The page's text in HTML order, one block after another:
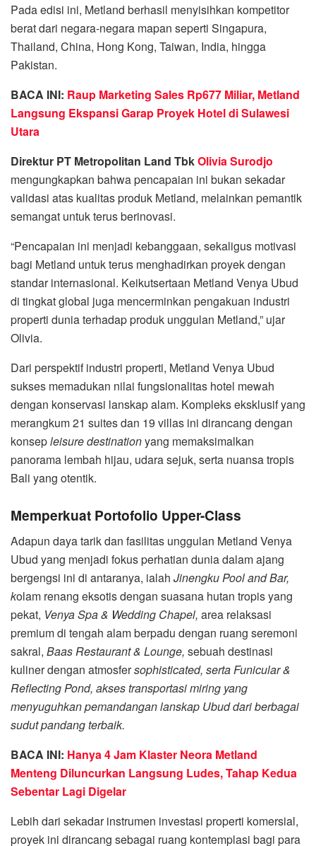
Pada edisi ini, Metland berhasil menyisihkan kompetitor
berat dari negara-negara mapan seperti Singapura,
Thailand, China, Hong Kong, Taiwan, India, hingga
Pakistan.
BACA INI: Raup Marketing Sales Rp677 Miliar, Metland
Langsung Ekspansi Garap Proyek Hotel di Sulawesi
Utara
Direktur PT Metropolitan Land TbkOlivia Surodjo
mengungkapkan bahwa pencapaian ini bukan sekadar
validasi atas kualitas produk Metland, melainkan pemantik
semangat untuk terus berinovasi.
“Pencapaian ini menjadi kebanggaan, sekaligus motivasi
bagi Metland untuk terus menghadirkan proyek dengan
standar internasional. Keikutsertaan Metland Venya Ubud
di tingkat global juga mencerminkan pengakuan industri
properti dunia terhadap produk unggulan Metland,” ujar
Olivia.
Dari perspektif industri properti, Metland Venya Ubud
sukses memadukan nilai fungsionalitas hotel mewah
dengan konservasi lanskap alam. Kompleks eksklusif yang
merangkum 21 suites dan 19 villas ini dirancang dengan
konsepleisure destinationyang memaksimalkan
panorama lembah hijau, udara sejuk, serta nuansa tropis
Bali yang otentik.
Memperkuat Portofolio Upper-Class
Adapun daya tarik dan fasilitas unggulan Metland Venya
Ubud yang menjadi fokus perhatian dunia dalam ajang
bergengsi ini di antaranya, ialah Jinengku Pool and Bar,
kolam renang eksotis dengan suasana hutan tropis yang
pekat, Venya Spa & Wedding Chapel, area relaksasi
premium di tengah alam berpadu dengan ruang seremoni
sakral, Baas Restaurant & Lounge, sebuah destinasi
kuliner dengan atmosfersophisticated, serta Funicular &
Reflecting Pond, akses transportasi miring yang
menyuguhkan pemandangan lanskap Ubud dari berbagai
sudut pandang terbaik.
BACA INI: Hanya 4 Jam Klaster Neora Metland
Menteng Diluncurkan Langsung Ludes, Tahap Kedua
Sebentar Lagi Digelar
Lebih dari sekadar instrumen investasi properti komersial,
proyek ini dirancang sebagai ruang kontemplasi bagi para